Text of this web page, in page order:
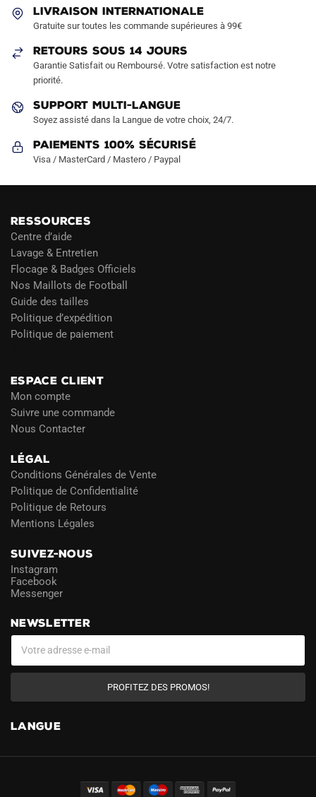
être
choisies
sur
page
produit
LIVRAISON INTERNATIONALE
Gratuite sur toutes les commande supérieures à 99€
RETOURS SOUS 14 JOURS
Garantie Satisfait ou Remboursé. Votre satisfaction est notre
priorité.
SUPPORT MULTI-LANGUE
Soyez assisté dans la Langue de votre choix, 24/7.
Paiements 100% Sécurisé
Visa / MasterCard / Mastero / Paypal
RESSOURCES
Centre d’aide
Lavage & Entretien
Flocage & Badges Officiels
Nos Maillots de Football
Guide des tailles
Politique d’expédition
Politique de paiement
ESPACE CLIENT
Mon compte
Suivre une commande
Nous Contacter
LÉGAL
Conditions Générales de Vente
Politique de Confidentialité
Politique de Retours
Mentions Légales
SUIVEZ-NOUS
Instagram
Facebook
Messenger
NEWSLETTER
PROFITEZ DES PROMOS!
LANGUE